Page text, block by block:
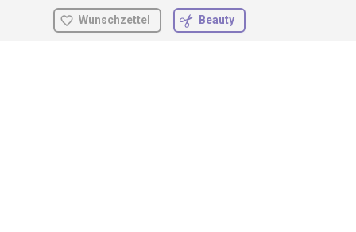
Zum
Wunschzettel Beauty